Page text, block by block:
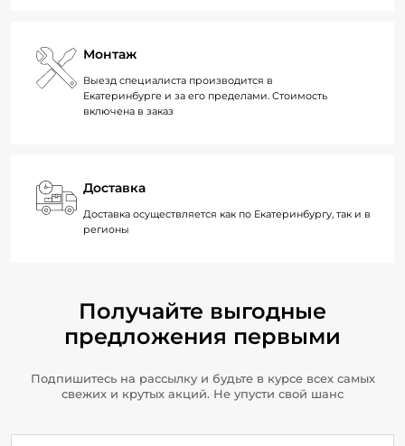
Монтаж
Выезд специалиста производится в
Екатеринбурге и за его пределами. Стоимость
включена в заказ
Доставка
Доставка осуществляется как по Екатеринбургу, так и в
регионы
Получайте выгодные
предложения первыми
Подпишитесь на рассылку и будьте в курсе всех самых
свежих и крутых акций. Не упусти свой шанс